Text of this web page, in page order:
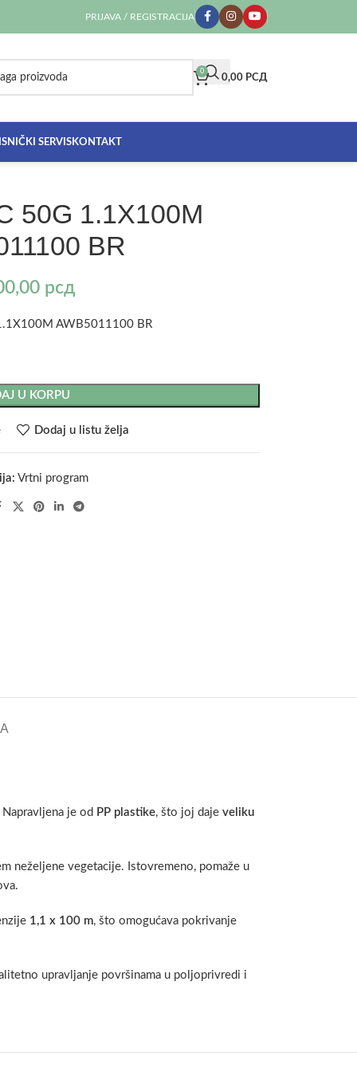
PRIJAVA / REGISTRACIJA
0
0,00 РСД
SERVISKONTAKT
50G 1.1X100M
BR
рсд
AWB5011100 BR
U KORPU
Dodaj u listu želja
Vrtni program
je od PP plastike, što joj daje veliku
neželjene vegetacije. Istovremeno, pomaže u
1,1 x 100 m, što omogućava pokrivanje
upravljanje površinama u poljoprivredi i